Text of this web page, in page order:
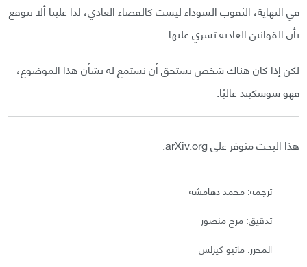
في النهاية، الثقوب السوداء ليست كالفضاء العادي، لذا علينا ألا نتوقع
بأن القوانين العادية تسري عليها.
لكن إذا كان هناك شخص يستحق أن نستمع له بشأن هذا الموضوع،
فهو سوسكيند غالبًا.
هذا البحث متوفر على arXiv.org.
ترجمة: محمد دهامشة
تدقيق: مرح منصور
المحرر: ماتيو كيرلس